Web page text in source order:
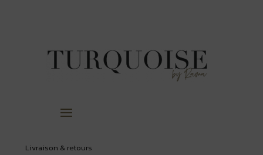
Livraison & retours